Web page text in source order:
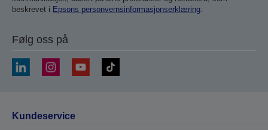
beskrevet i Epsons personvernsinformasjonserklæring
Følg oss på
Kundeservice